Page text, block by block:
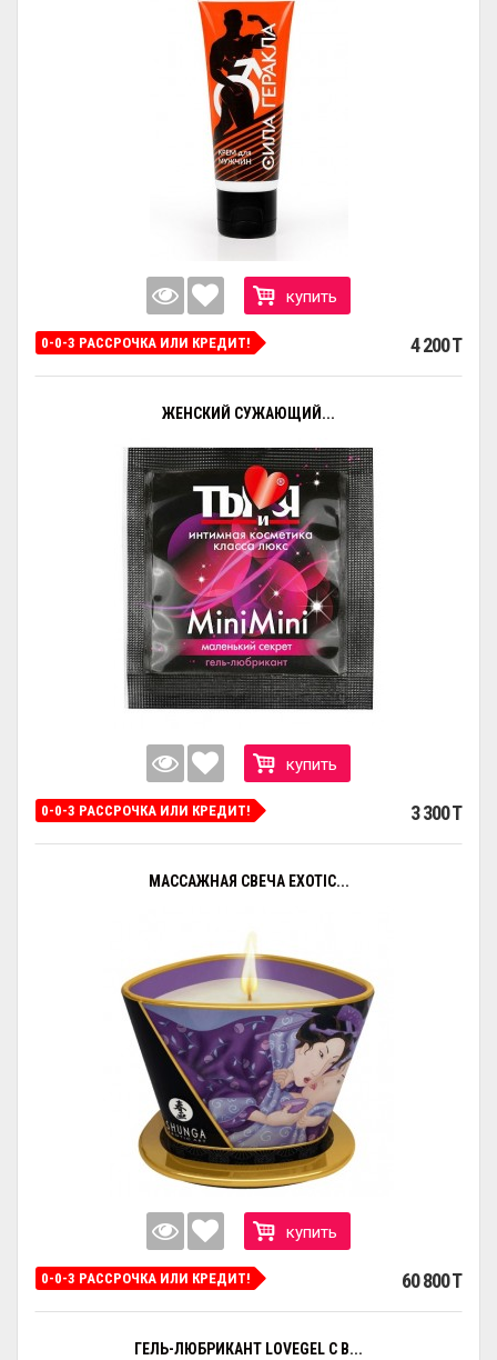
купить
0-0-3 РАССРОЧКА ИЛИ КРЕДИТ! 4 200 T
ЖЕНСКИЙ СУЖАЮЩИЙ...
купить
0-0-3 РАССРОЧКА ИЛИ КРЕДИТ! 3 300 T
МАССАЖНАЯ СВЕЧА EXOTIC...
купить
0-0-3 РАССРОЧКА ИЛИ КРЕДИТ! 60 800 T
ГЕЛЬ-ЛЮБРИКАНТ LOVEGEL C В...